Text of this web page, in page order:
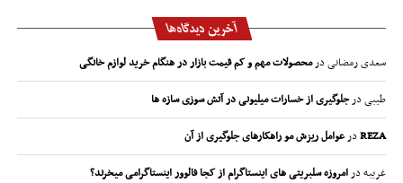
آخرین دیدگاه‌ها
سعدی رمضانیدرمحصولات مهم و کم قیمت بازار در هنگام خرید لوازم خانگی
طیبیدرجلوگیری از خسارات میلیونی در آتش سوزی سازه ها
REZAدرعوامل ریزش مو راهکارهای جلوگیری از آن
غریبهدرامروزه سلبریتی های اینستاگرام از کجا فالوور اینستاگرامی میخرند؟